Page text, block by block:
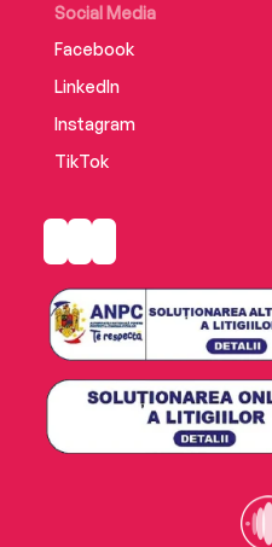
Social Media
Facebook
LinkedIn
Instagram
TikTok